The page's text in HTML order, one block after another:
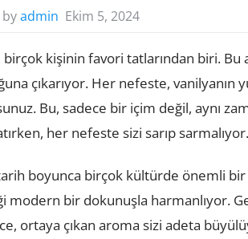
byadmin Ekim 5, 2024
birçok kişinin favori tatlarından biri.
çıkarıyor. Her nefeste, vanilyanın
Bu, sadece bir içim değil, aynı
her nefeste sizi sarıp sarmalıyor.
boyunca birçok kültürde önemli bir
modern bir dokunuşla harmanlıyor.
ortaya çıkan aroma sizi adeta